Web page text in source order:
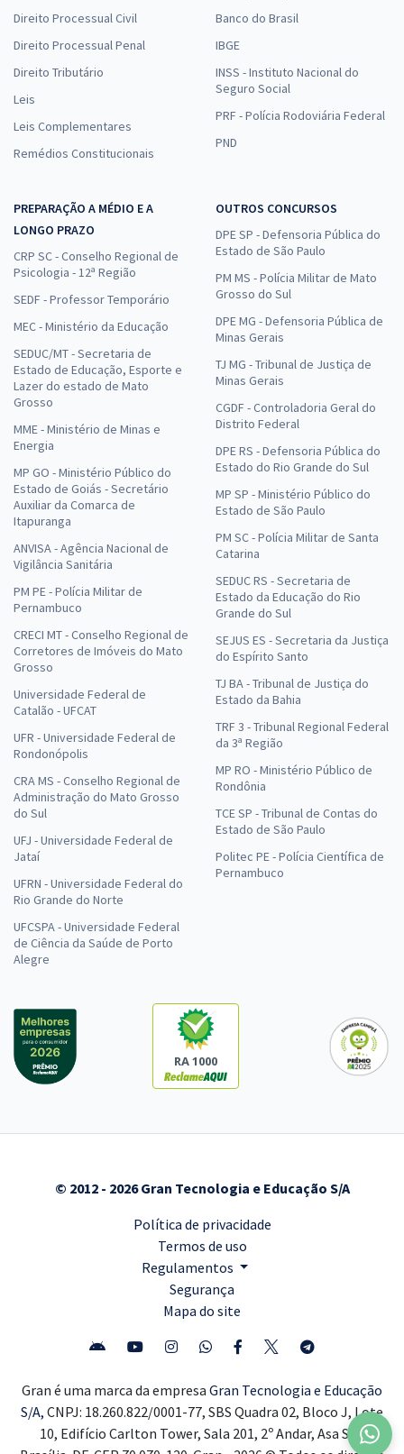
Direito Processual Civil
Direito Processual Penal
Direito Tributário
Leis
Leis Complementares
Remédios Constitucionais
Banco do Brasil
IBGE
INSS - Instituto Nacional do
Seguro Social
PRF - Polícia Rodoviária Federal
PND
PREPARAÇÃO A MÉDIO E A
LONGO PRAZO
CRP SC - Conselho Regional de
Psicologia - 12ª Região
SEDF - Professor Temporário
MEC - Ministério da Educação
SEDUC/MT - Secretaria de
Estado de Educação, Esporte e
Lazer do estado de Mato
Grosso
MME - Ministério de Minas e
Energia
MP GO - Ministério Público do
Estado de Goiás - Secretário
Auxiliar da Comarca de
Itapuranga
ANVISA - Agência Nacional de
Vigilância Sanitária
PM PE - Polícia Militar de
Pernambuco
CRECI MT - Conselho Regional de
Corretores de Imóveis do Mato
Grosso
Universidade Federal de
Catalão - UFCAT
UFR - Universidade Federal de
Rondonópolis
CRA MS - Conselho Regional de
Administração do Mato Grosso
do Sul
UFJ - Universidade Federal de
Jataí
UFRN - Universidade Federal do
Rio Grande do Norte
UFCSPA - Universidade Federal
de Ciência da Saúde de Porto
Alegre
OUTROS CONCURSOS
DPE SP - Defensoria Pública do
Estado de São Paulo
PM MS - Polícia Militar de Mato
Grosso do Sul
DPE MG - Defensoria Pública de
Minas Gerais
TJ MG - Tribunal de Justiça de
Minas Gerais
CGDF - Controladoria Geral do
Distrito Federal
DPE RS - Defensoria Pública do
Estado do Rio Grande do Sul
MP SP - Ministério Público do
Estado de São Paulo
PM SC - Polícia Militar de Santa
Catarina
SEDUC RS - Secretaria de
Estado da Educação do Rio
Grande do Sul
SEJUS ES - Secretaria da Justiça
do Espírito Santo
TJ BA - Tribunal de Justiça do
Estado da Bahia
TRF 3 - Tribunal Regional Federal
da 3ª Região
MP RO - Ministério Público de
Rondônia
TCE SP - Tribunal de Contas do
Estado de São Paulo
Politec PE - Polícia Científica de
Pernambuco
RA 1000
© 2012 - 2026 Gran Tecnologia e Educação S/A
Política de privacidade
Termos de uso
Regulamentos
Segurança
Mapa do site
Gran é uma marca da empresa Gran Tecnologia e Educação
S/A, CNPJ: 18.260.822/0001-77, SBS Quadra 02, Bloco J, Lote
10, Edifício Carlton Tower, Sala 201, 2º Andar, Asa Sul,